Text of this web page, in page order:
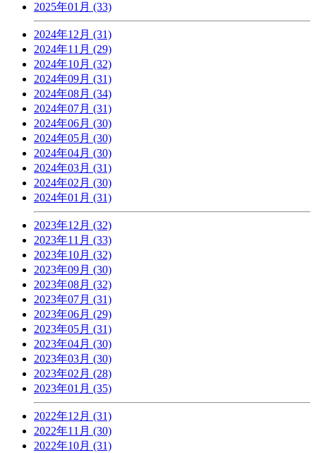
2025年01月 (33)
2024年12月 (31)
2024年11月 (29)
2024年10月 (32)
2024年09月 (31)
2024年08月 (34)
2024年07月 (31)
2024年06月 (30)
2024年05月 (30)
2024年04月 (30)
2024年03月 (31)
2024年02月 (30)
2024年01月 (31)
2023年12月 (32)
2023年11月 (33)
2023年10月 (32)
2023年09月 (30)
2023年08月 (32)
2023年07月 (31)
2023年06月 (29)
2023年05月 (31)
2023年04月 (30)
2023年03月 (30)
2023年02月 (28)
2023年01月 (35)
2022年12月 (31)
2022年11月 (30)
2022年10月 (31)